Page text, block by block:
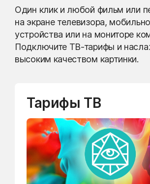
Один клик и любой фильм или
на экране телевизора,
устройства или на мониторе
Подключите ТВ-тарифы и
высоким качеством картинки.
Тарифы ТВ